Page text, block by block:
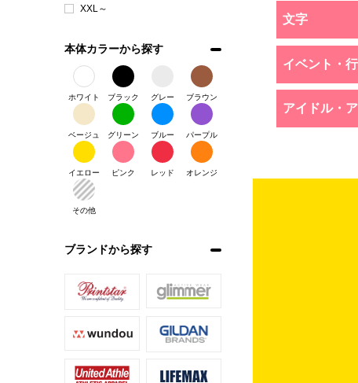
XXL～
本体カラーから探す
ホワイト ブラック グレー ブラウン
ベージュ グリーン ブルー パープル
イエロー ピンク レッド オレンジ
その他
ブランドから探す
文字
イベント・
アイドル・